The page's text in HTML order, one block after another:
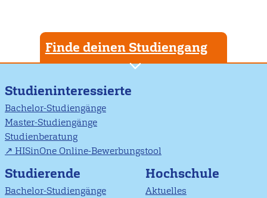
Finde deinen Studiengang
Studieninteressierte
Bachelor-Studiengänge
Master-Studiengänge
Studienberatung
HISinOne Online-Bewerbungstool
Studierende
Bachelor-Studiengänge
Hochschule
Aktuelles